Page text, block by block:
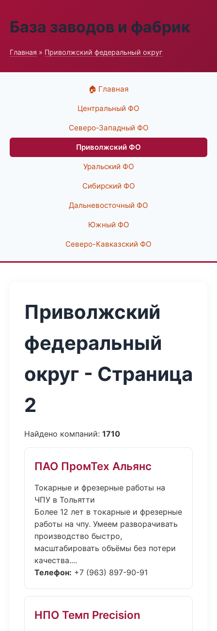
База заводов и фабрик
Главная » Приволжский федеральный округ
🏠 Главная
Центральный ФО
Северо-Западный ФО
Приволжский ФО
Уральский ФО
Сибирский ФО
Дальневосточный ФО
Южный ФО
Северо-Кавказский ФО
Приволжский
федеральный
округ - Страница
2
Найдено компаний: 1710
ПАО ПромТех Альянс
Токарные и фрезерные работы на
ЧПУ в Тольятти
Более 12 лет в токарные и фрезерные
работы на чпу. Умеем разворачивать
производство быстро,
масштабировать объёмы без потери
качества....
Телефон: +7 (963) 897-90-91
НПО Темп Precision